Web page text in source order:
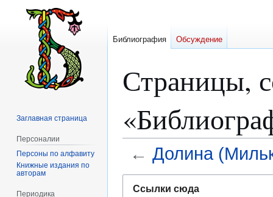
Страницы,
← Долина
Ссылки сюда
Библиография Обсуждение
Заглавная страница
Персоналии
Персоны по алфавиту
Книжные издания по
авторам
Периодика